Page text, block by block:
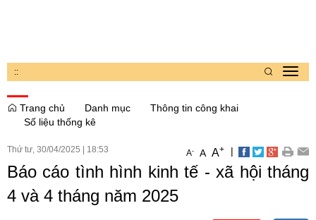
::
Trang chủ
Danh mục
Thông tin công khai
Số liệu thống kê
Thứ tư, 30/04/2025 18:53 A- A A+ |
Báo cáo tình hình kinh tế - xã hội tháng
4 và 4 tháng năm 2025